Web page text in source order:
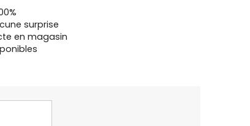
surprise
en magasin